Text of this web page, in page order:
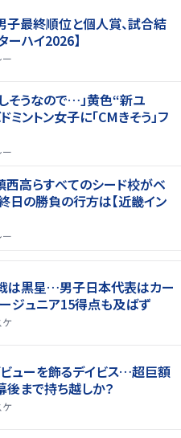
最終順位と個人賞、試合結
ーハイ2026】
ー
そうなので…」黄色“新ユ
ントン女子に「CMきそう」フ
ー
高らすべてのシード校がベ
日の勝負の行方は【近畿イン
ー
は黒星…男子日本代表はカー
ジュニア15得点も及ばず
ケ
ューを飾るデイビス…超巨額
まで持ち越しか？
ケ